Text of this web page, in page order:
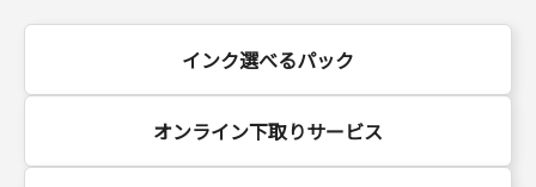
ては、キャノンの名前で販売しているのだから、
御社からもiFLYTEK社に注意をしてもらいたい。
インク選べるパック
オンライン下取りサービス